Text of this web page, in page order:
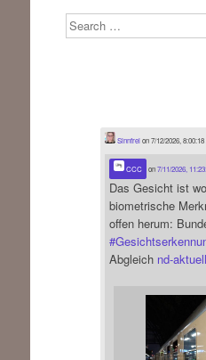
Search
Sinnfreion 7/12/2026, 8:00:18
CCC on7/11/2026,
Das Gesicht ist
biometrische
offen herum:
#
Abgleich nd-